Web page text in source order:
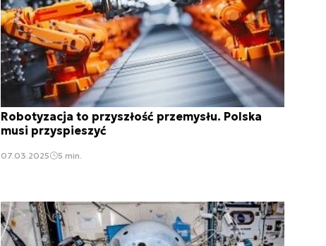
Robotyzacja to przyszłość przemysłu. Polska
musi przyspieszyć
07.03.2025 5 min.